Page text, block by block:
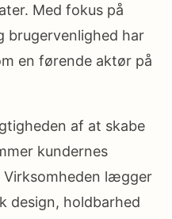
Med fokus på
brugervenlighed har
en førende aktør på
af at skabe
kundernes
lægger
design, holdbarhed